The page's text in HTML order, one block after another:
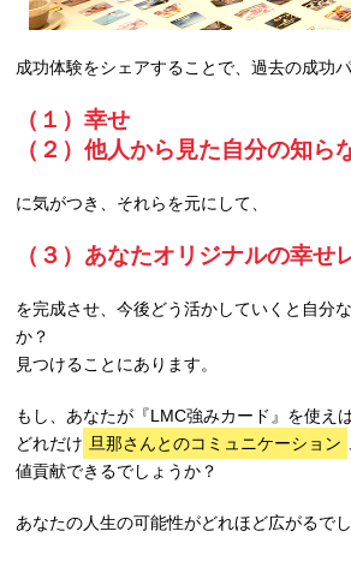
成功体験をシェアすることで、過去の成功
（１）幸せ
（２）他人から見た自分の知ら
に気がつき、それらを元にして、
（３）あなたオリジナルの幸せ
を完成させ、今後どう活かしていくと自分
か？
見つけることにあります。
もし、あなたが『LMC強みカード』を使えば
どれだけ 旦那さんとのコミュニケーション
値貢献できるでしょうか？
あなたの人生の可能性がどれほど広がるで